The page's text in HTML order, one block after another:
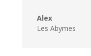
Alex
Les Abymes